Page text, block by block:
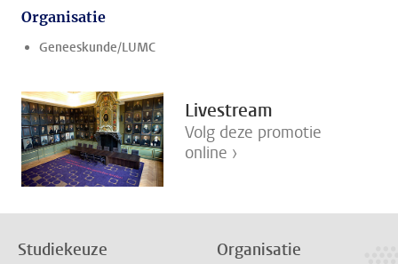
Organisatie
Geneeskunde/LUMC
Livestream
Volg deze promotie
online ›
Studiekeuze Organisatie